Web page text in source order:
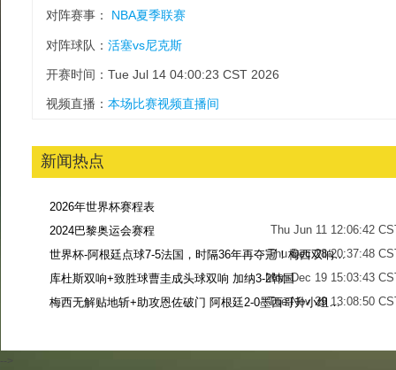
对阵赛事： NBA夏季联赛
对阵球队： 活塞vs尼克斯
开赛时间：Tue Jul 14 04:00:23 CST 2026
视频直播： 本场比赛视频直播间
新闻热点
2026年世界杯赛程表
Thu Jun 11 12:06:42
2024巴黎奥运会赛程
Thu Dec 28 20:37:48
世界杯-阿根廷点球7-5法国，时隔36年再夺冠！梅西双响姆巴佩戴帽
Mon Dec 19 15:03:43
库杜斯双响+致胜球曹圭成头球双响 加纳3-2韩国
Tue Nov 29 13:08:50
梅西无解贴地斩+助攻恩佐破门 阿根廷2-0墨西哥升小组第二